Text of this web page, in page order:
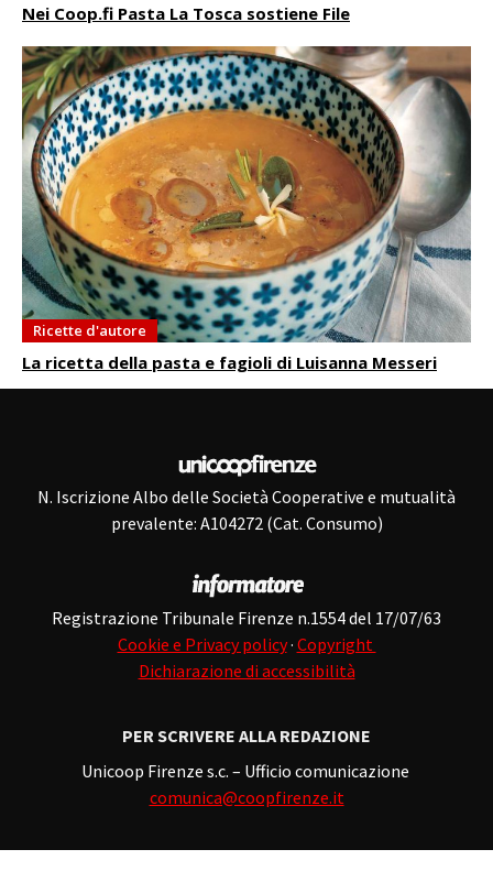
Nei Coop.fi Pasta La Tosca sostiene File
Ricette d'autore
La ricetta della pasta e fagioli di Luisanna Messeri
N. Iscrizione Albo delle Società Cooperative e mutualità
prevalente: A104272 (Cat. Consumo)
Registrazione Tribunale Firenze n.1554 del 17/07/63
Cookie e Privacy policy· Copyright
Dichiarazione di accessibilità
PER SCRIVERE ALLA REDAZIONE
Unicoop Firenze s.c. – Ufficio comunicazione
comunica@coopfirenze.it